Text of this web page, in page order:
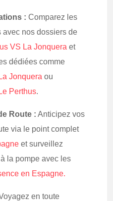
: Comparez les
avec nos dossiers de
VS La Jonquera et
dédiées comme
Jonquera ou
Perthus.
Route : Anticipez vos
via le point complet
et surveillez
la pompe avec les
en Espagne.
en toute